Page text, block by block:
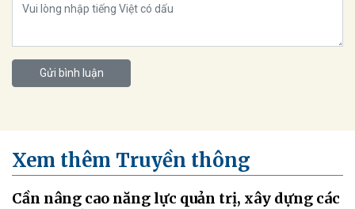
Gửi bình luận
Xem thêm Truyền thông
Cần nâng cao năng lực quản trị, xây dựng các